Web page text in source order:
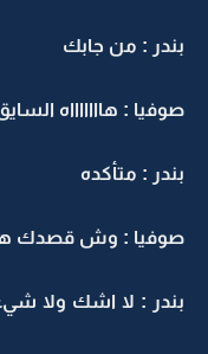
بندر : من جابك
صوفيا : هاااااااه
بندر : متأكده
صوفيا : وش قصدك
بندر : لا اشك ولا